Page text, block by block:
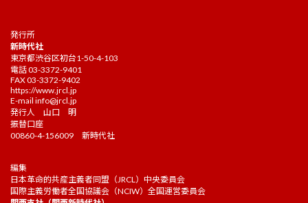
発行所
新時代社
東京都渋谷区初台1-50-4-103
電話 03-3372-9401
FAX 03-3372-9402
https://www.jrcl.jp
E-mail info@jrcl.jp
発行人 山口 明
振替口座
00860-4-156009 新時代社
編集
日本革命的共産主義者同盟（JRCL）中央委員会
国際主義労働者全国協議会（NCIW）全国運営委員会